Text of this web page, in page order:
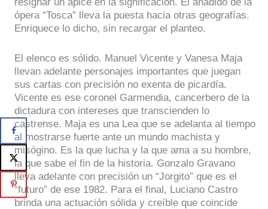
resignar un ápice en la significación. El añadido de la
ópera “Tosca” lleva la puesta hacia otras geografías.
Enriquece lo dicho, sin recargar el planteo.
El elenco es sólido. Manuel Vicente y Vanesa Maja
llevan adelante personajes importantes que juegan
sus cartas con precisión no exenta de picardía.
Vicente es ese coronel Garmendia, cancerbero de la
dictadura con intereses que transcienden lo
castrense. Maja es una Lea que se adelanta al tiempo
al mostrarse fuerte ante un mundo machista y
misógino. Es la que lucha y la que ama a su hombre,
la que sabe el fin de la historia. Gonzalo Gravano
lleva adelante con precisión un “Jorgito” que es el
“futuro” de ese 1982. Para el final, Luciano Castro
brinda una actuación sólida y creíble que coincide